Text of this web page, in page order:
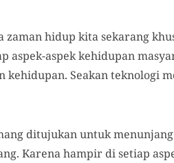
zaman hidup kita sekarang
aspek-aspek kehidupan
kehidupan. Seakan teknologi
ditujukan untuk
Karena hampir di setiap